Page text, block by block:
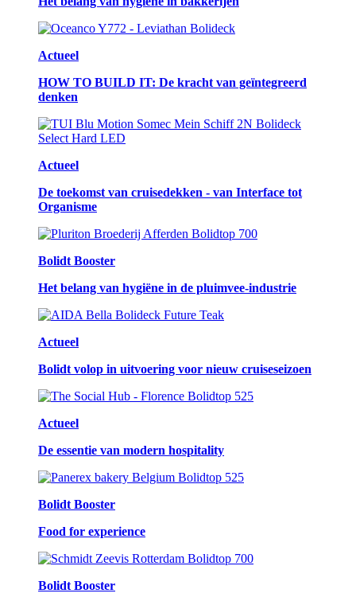
Actueel
HOW TO BUILD IT: De kracht van geïntegreerd
denken
Actueel
De toekomst van cruisedekken - van Interface tot
Organisme
Bolidt Booster
Het belang van hygiëne in de pluimvee-industrie
Actueel
Bolidt volop in uitvoering voor nieuw cruiseseizoen
Actueel
De essentie van modern hospitality
Bolidt Booster
Food for experience
Bolidt Booster